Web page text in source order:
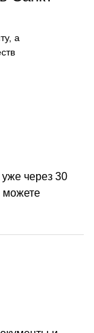
а
через 30
можете